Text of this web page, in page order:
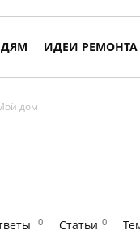
ИДЕИ РЕМОНТА
дом
0 Статьи 0